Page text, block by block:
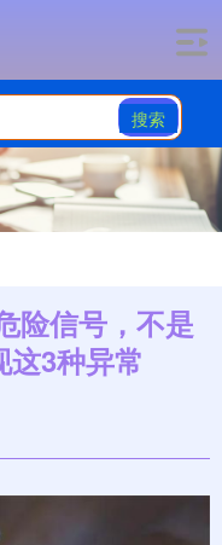
搜索
险信号，不是
3种异常